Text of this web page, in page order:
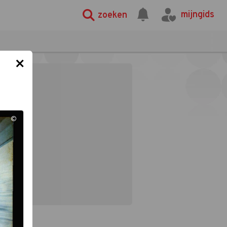
zoeken mijngids
×
©